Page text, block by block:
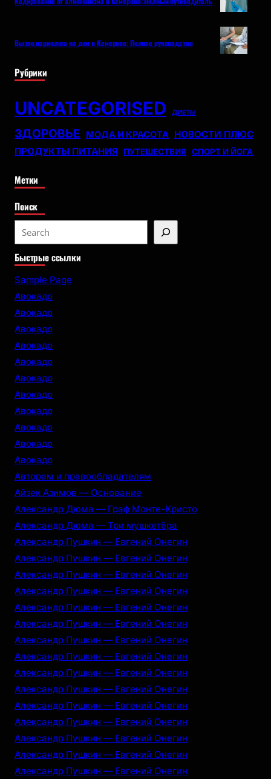
Вызов нарколога на дом в Кемерово: Полное руководство
Рубрики
UNCATEGORISED ДИЕТЫ
ЗДОРОВЬЕ МОДА И КРАСОТА НОВОСТИ ПЛЮС
ПРОДУКТЫ ПИТАНИЯ
ПУТЕШЕСТВИЯ СПОРТ И ЙОГА
Метки
Поиск
e
a
r
Быстрые ссылки
Sample Page
Авокадо
Авокадо
Авокадо
Авокадо
Авокадо
Авокадо
Авокадо
Авокадо
Авокадо
Авокадо
Авокадо
Авторам и правообладателям
Айзек Азимов — Основание
Александр Дюма — Граф Монте-Кристо
Александр Дюма — Три мушкетёра
Александр Пушкин — Евгений Онегин
Александр Пушкин — Евгений Онегин
Александр Пушкин — Евгений Онегин
Александр Пушкин — Евгений Онегин
Александр Пушкин — Евгений Онегин
Александр Пушкин — Евгений Онегин
Александр Пушкин — Евгений Онегин
Александр Пушкин — Евгений Онегин
Александр Пушкин — Евгений Онегин
Александр Пушкин — Евгений Онегин
Александр Пушкин — Евгений Онегин
Александр Пушкин — Евгений Онегин
Александр Пушкин — Евгений Онегин
Александр Пушкин — Евгений Онегин
Александр Пушкин — Евгений Онегин